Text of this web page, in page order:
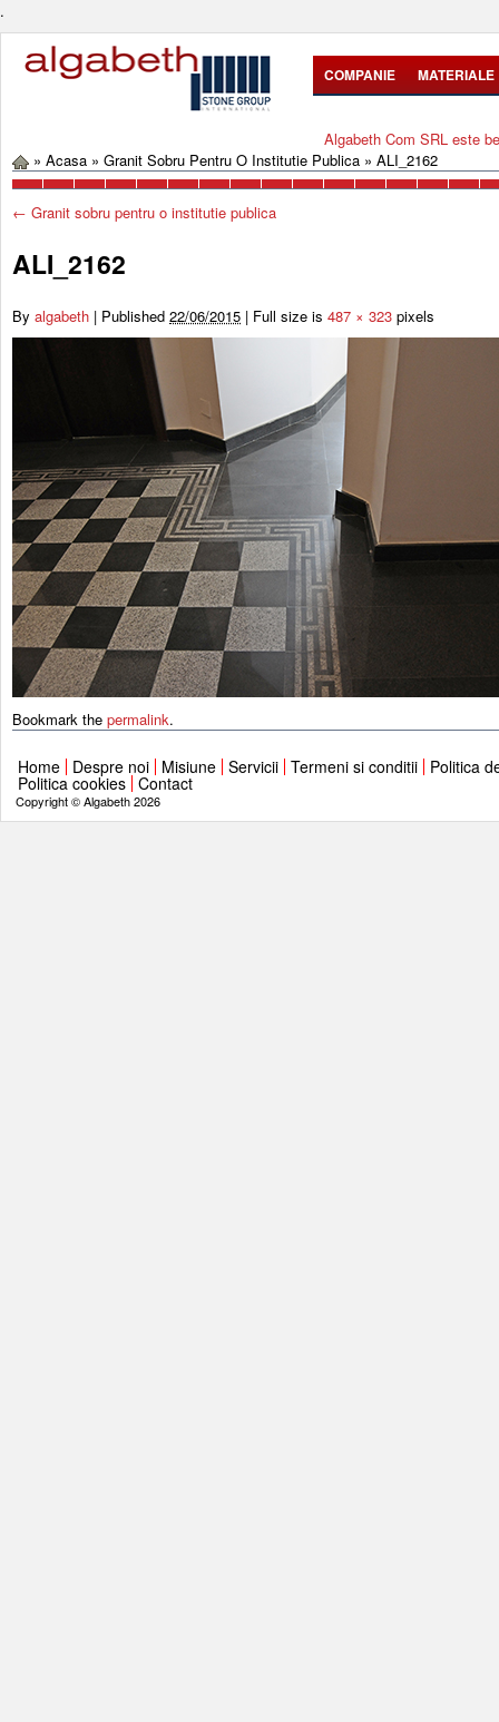
.
COMPANIE MATERIALE
Algabeth Com SRL este
» Acasa » Granit Sobru Pentru O Institutie Publica » ALI_2162
← Granit sobru pentru o institutie publica
ALI_2162
By algabeth | Published 22/06/2015 | Full size is 487 × 323 pixels
Bookmark the permalink.
Home Despre noi Misiune Servicii Termeni si conditii Politica
Politica cookies Contact
Copyright © Algabeth 2026